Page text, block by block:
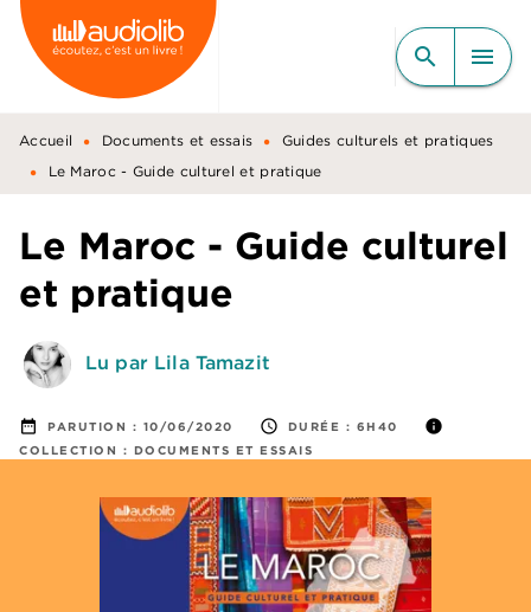
MENU RECHERCHE
CONTENU
PIED DE PAGE
search menu
Accueil • Documents et essais • Guides culturels et pratiques
• Le Maroc - Guide culturel et pratique
Le Maroc - Guide culturel
et pratique
Lu par Lila Tamazit
date_range PARUTION : 10/06/2020 access_time DURÉE : 6H40 info
COLLECTION : DOCUMENTS ET ESSAIS